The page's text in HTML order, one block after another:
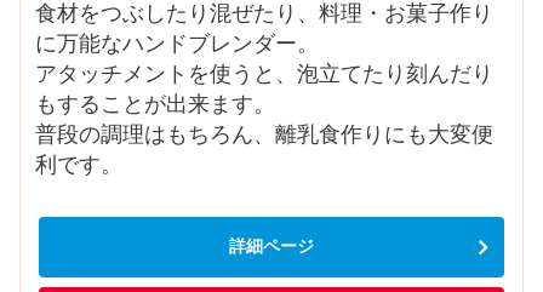
食材をつぶしたり混ぜたり、料理・お菓子作り
に万能なハンドブレンダー。
アタッチメントを使うと、泡立てたり刻んだり
もすることが出来ます。
普段の調理はもちろん、離乳食作りにも大変便
利です。
詳細ページ